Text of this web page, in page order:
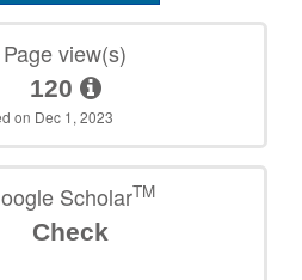
Page view(s)
120
on Dec 1, 2023
ScholarTM
Check